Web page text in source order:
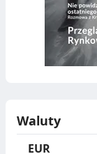
Waluty
EUR